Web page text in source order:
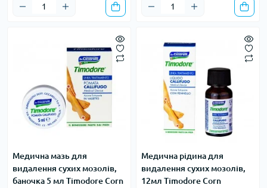
Медична мазь для
видалення сухих мозолів,
баночка 5 мл Timodore Corn
Медична рідина для
видалення сухих мозолів,
12мл Timodore Corn